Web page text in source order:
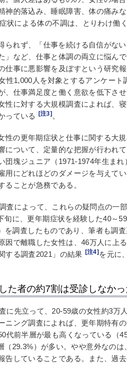
神的落込み、睡眠障害、体の痛み
状による体の不調は、とりわけ働
られず、「仕事を続ける自信がな
」など、仕事と体調の両立に悩ん
仕事に悪影響を及ぼすという研究
性1,000人を対象とするアンケー
、仕事満足度と働く意欲を低下さ
性に対する大規模調査によれば、
っている [注3]。
性の更年期症状と仕事に関する大
について、定量的な把握が行われ
団塊ジュニア（1971-1974年生ま
用にどれほどのダメージを与えて
ることが急務である。
査によって、これらの疑問点の一
旬に、更年期症状を経験した40～
を調査したものであり、筆者も調
因で離職した女性は、46万人に上
する調査2021」の結果 [注4]を元に
た者の約7割は受診しなか
に先立って、20-59歳の女性約3万
ニング調査によれば、更年期特有
代前半層が最も高くなっている（
（29.3%）が多い。やや意外なの
告していることである。また、過